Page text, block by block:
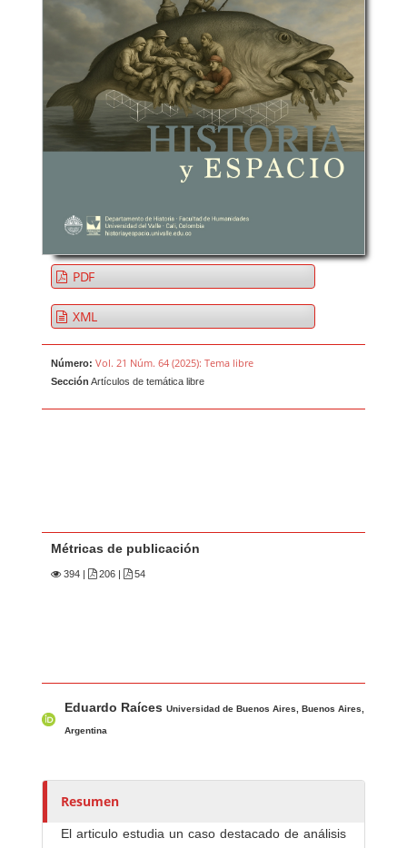
PDF
XML
Número: Vol. 21 Núm. 64 (2025): Tema libre
Sección Artículos de temática libre
Métricas de publicación
394 206 | 54
u
r
s
Eduardo RaícesUniversidad de Buenos Aires, Buenos Aires,
Argentina
Resumen
El articulo estudia un caso destacado de análisis